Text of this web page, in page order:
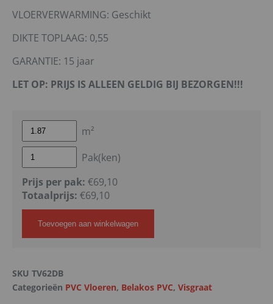
VLOERVERWARMING: Geschikt
DIKTE TOPLAAG: 0,55
GARANTIE: 15 jaar
LET OP: PRIJS IS ALLEEN GELDIG BIJ BEZORGEN!!!
m²
Pak(ken)
Prijs per pak: €69,10
Totaalprijs: €69,10
Toevoegen aan winkelwagen
SKU TV62DB
Categorieën PVC Vloeren, Belakos PVC, Visgraat